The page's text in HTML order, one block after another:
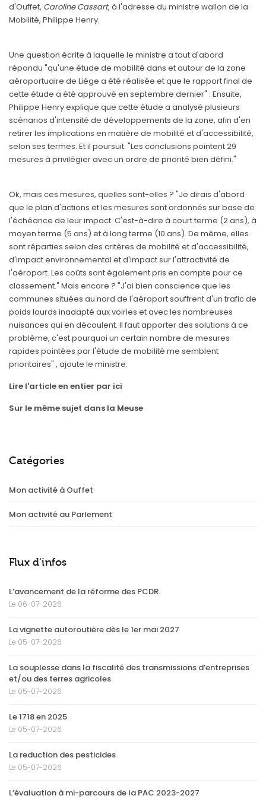
d'Ouffet, Caroline Cassart, à l'adresse du ministre wallon de la
Mobilité, Philippe Henry.
Une question écrite à laquelle le ministre a tout d'abord
répondu "qu'une étude de mobilité dans et autour de la zone
aéroportuaire de Liège a été réalisée et que le rapport final de
cette étude a été approuvé en septembre dernier" . Ensuite,
Philippe Henry explique que cette étude a analysé plusieurs
scénarios d'intensité de développements de la zone, afin d'en
retirer les implications en matière de mobilité et d'accessibilité,
selon ses termes. Et il poursuit: "Les conclusions pointent 29
mesures à privilégier avec un ordre de priorité bien défini."
Ok, mais ces mesures, quelles sont-elles ? "Je dirais d'abord
que le plan d'actions et les mesures sont ordonnés sur base de
l'échéance de leur impact. C'est-à-dire à court terme (2 ans), à
moyen terme (5 ans) et à long terme (10 ans). De même, elles
sont réparties selon des critères de mobilité et d'accessibilité,
d'impact environnemental et d'impact sur l'attractivité de
l'aéroport. Les coûts sont également pris en compte pour ce
classement." Mais encore ? "J'ai bien conscience que les
communes situées au nord de l'aéroport souffrent d'un trafic de
poids lourds inadapté aux voiries et avec les nombreuses
nuisances qui en découlent. Il faut apporter des solutions à ce
problème, c'est pourquoi un certain nombre de mesures
rapides pointées par l'étude de mobilité me semblent
prioritaires" , ajoute le ministre.
Lire l'article en entier par ici
Sur le même sujet dans la Meuse
Catégories
Mon activité à Ouffet
Mon activité au Parlement
Flux d'infos
L’avancement de la réforme des PCDR
Le 06-07-2026
La vignette autoroutière dès le 1er mai 2027
Le 05-07-2026
La souplesse dans la fiscalité des transmissions d’entreprises
et/ou des terres agricoles
Le 05-07-2026
Le 1718 en 2025
Le 05-07-2026
La reduction des pesticides
Le 05-07-2026
L’évaluation à mi-parcours de la PAC 2023-2027